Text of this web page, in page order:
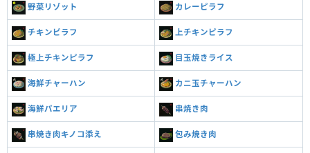
野菜リゾット カレーピラフ
チキンピラフ 上チキンピラフ
極上チキンピラフ 目玉焼きライス
海鮮チャーハン カニ玉チャーハン
海鮮パエリア 串焼き肉
串焼き肉キノコ添え 包み焼き肉